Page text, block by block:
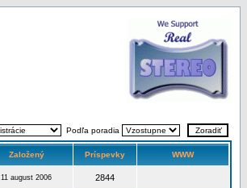
Podľa poradia
Založený Príspevky WWW
11 august 2006 2844